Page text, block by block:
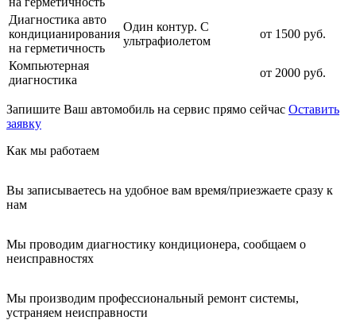
Диагностика авто
кондицианирования
на герметичность
Один контур. С
ультрафиолетом
от 1500 руб.
Компьютерная
диагностика
от 2000 руб.
Запишите Ваш автомобиль на сервис прямо сейчас Оставить
заявку
Как мы работаем
Вы записываетесь на удобное вам время/приезжаете сразу к
нам
Мы проводим диагностику кондиционера, сообщаем о
неисправностях
Мы производим профессиональный ремонт системы,
устраняем неисправности